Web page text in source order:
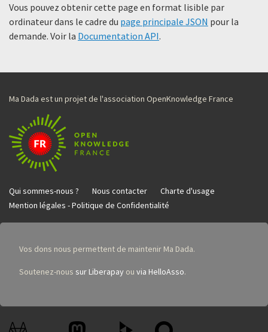
Vous pouvez obtenir cette page en format lisible par
ordinateur dans le cadre du page principale JSON pour la
demande. Voir la Documentation API.
Ma Dada est un projet de l'association OpenKnowledge France
Qui sommes-nous ? Nous contacter
Charte d'usage
Mention légales - Politique de Confidentialité
Vos dons nous permettent de maintenir Ma Dada.
Soutenez-nous sur Liberapay ou via HelloAsso.